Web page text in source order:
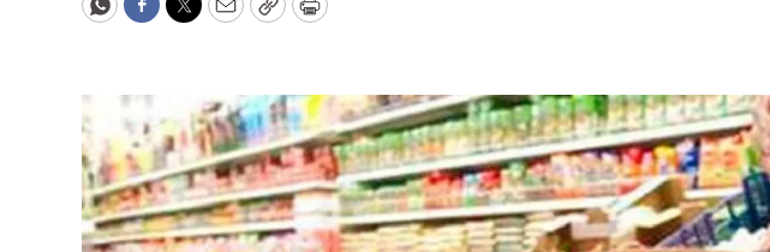
WhatsApp
Facebook
Twitter
EmailCopyPrint